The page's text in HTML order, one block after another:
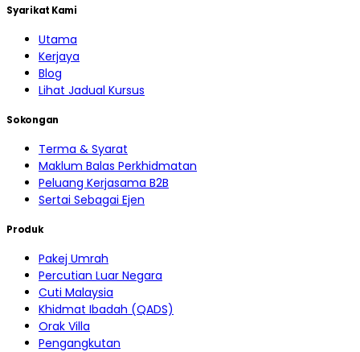
Syarikat Kami
Utama
Kerjaya
Blog
Lihat Jadual Kursus
Sokongan
Terma & Syarat
Maklum Balas Perkhidmatan
Peluang Kerjasama B2B
Sertai Sebagai Ejen
Produk
Pakej Umrah
Percutian Luar Negara
Cuti Malaysia
Khidmat Ibadah (QADS)
Orak Villa
Pengangkutan